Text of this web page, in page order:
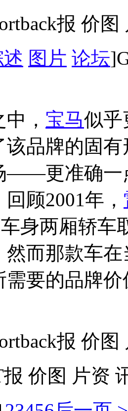
报 价
图片 论坛
， 宝马似乎
该品牌的固
——更准确一
顾2001年，
身两厢轿车
然而那款车
需要的品牌价
报 价
报 价图 片资